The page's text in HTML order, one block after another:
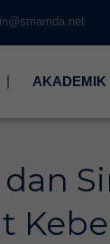
AKADEMIK
dan